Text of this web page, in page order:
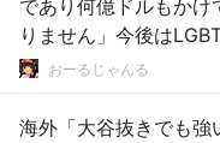
であり何億ドルもか
りません」今後は
おーるじゃんる
海外「大谷抜きでも強